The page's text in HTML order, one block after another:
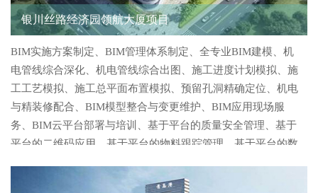
银川丝路经济园领航大厦项目
BIM实施方案制定、BIM管理体系制定、全专业BIM建模、机
电管线综合深化、机电管线综合出图、施工进度计划模拟、施
工工艺模拟、施工总平面布置模拟、预留孔洞精确定位、机电
与精装修配合、BIM模型整合与变更维护、BIM应用现场服
务、BIM云平台部署与培训、基于平台的质量安全管理、基于
平台的二维码应用、基于平台的物料跟踪管理、基于平台的数